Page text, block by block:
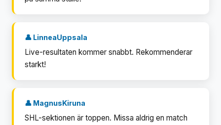
👤 LinneaUppsala
Live-resultaten kommer snabbt. Rekommenderar
starkt!
👤 MagnusKiruna
SHL-sektionen är toppen. Missa aldrig en match